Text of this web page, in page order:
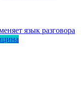
язык разговора